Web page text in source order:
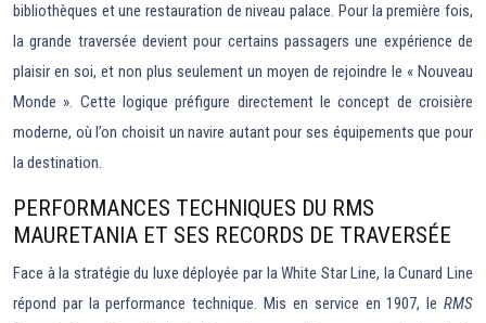
bibliothèques et une restauration de niveau palace. Pour la première fois,
la grande traversée devient pour certains passagers une expérience de
plaisir en soi, et non plus seulement un moyen de rejoindre le « Nouveau
Monde ». Cette logique préfigure directement le concept de croisière
moderne, où l’on choisit un navire autant pour ses équipements que pour
la destination.
PERFORMANCES TECHNIQUES DU RMS
MAURETANIA ET SES RECORDS DE TRAVERSÉE
Face à la stratégie du luxe déployée par la White Star Line, la Cunard Line
répond par la performance technique. Mis en service en 1907, le RMS